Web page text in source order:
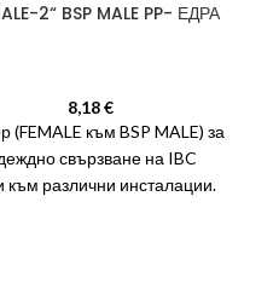
2“ BSP MALE PP- ЕДРА
8,18€
(FEMALE към BSP MALE) за
свързване на IBC
към различни инсталации.